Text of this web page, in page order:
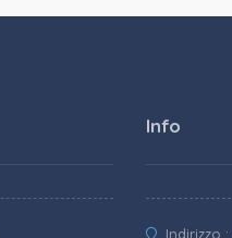
Info
Indirizzo :